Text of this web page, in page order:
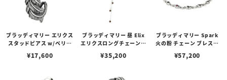
ブラッディマリー エリクス
スタッドピアス w/ペリド
¥17,600
ブラッディマリー 昼 Elix
エリクスロングチェーンピ
イド/スモーキークォーツ
¥35,200
ブラッディマリー Spark
火の粉 チェーン ブレスレ
¥57,200